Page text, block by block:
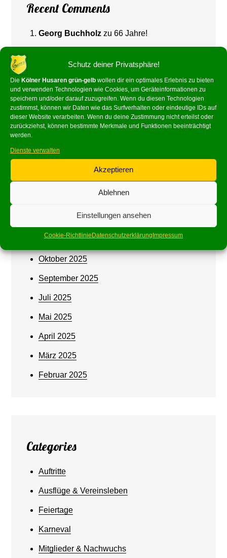
Schutz deiner Privatsphäre!
Die Kölner Husaren grün-gelb wollen dir ein optimales Erlebnis zu bieten
und verwenden Technologien wie Cookies, um Geräteinformationen zu
speichern und/oder darauf zuzugreifen. Wenn du diesen Technologien
zustimmst, können wir Daten wie das Surfverhalten oder eindeutige IDs auf
dieser Website verarbeiten. Wenn du deine Zustimmung nicht erteilst oder
zurückziehst, können bestimmte Merkmale und Funktionen beeinträchtigt
werden.
Dienste verwalten
Akzeptieren
Ablehnen
Einstellungen ansehen
Cookie-RichtlinieDatenschutzerklärungImpressum
Recent Comments
Georg Buchholz zu66 Jahre!
Archives
Mai 2026
Februar 2026
Januar 2026
Oktober 2025
September 2025
Juli 2025
Mai 2025
April 2025
März 2025
Februar 2025
Categories
Auftritte
Ausflüge & Vereinsleben
Feiertage
Karneval
Mitglieder & Nachwuchs